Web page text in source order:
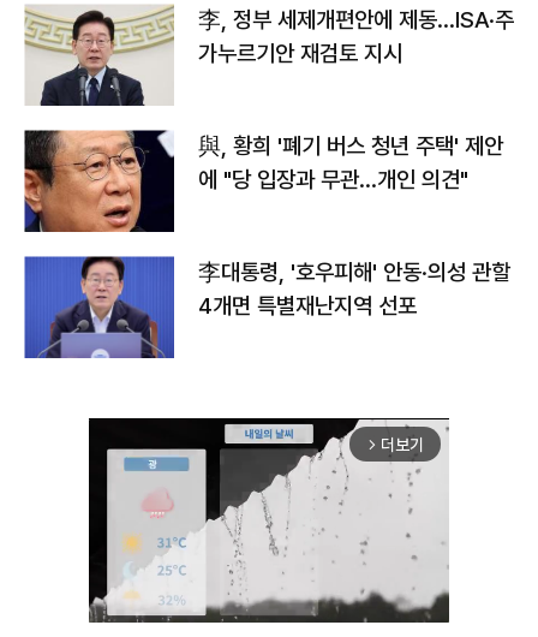
李, 정부 세제개편안에 제동…ISA·주
가누르기안 재검토 지시
與, 황희 '폐기 버스 청년 주택' 제안
에 "당 입장과 무관…개인 의견"
李대통령, '호우피해' 안동·의성 관할
4개면 특별재난지역 선포
arrow_forward_ios 더보기